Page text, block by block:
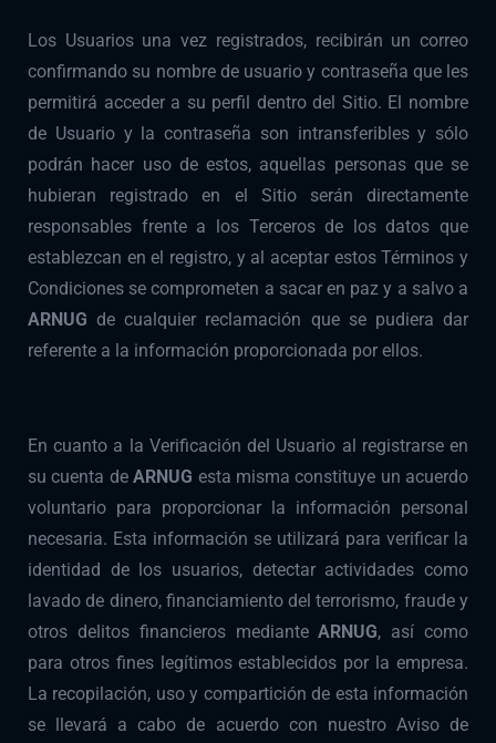
Los Usuarios una vez registrados, recibirán un correo
confirmando su nombre de usuario y contraseña que les
permitirá acceder a su perfil dentro del Sitio. El nombre
de Usuario y la contraseña son intransferibles y sólo
podrán hacer uso de estos, aquellas personas que se
hubieran registrado en el Sitio serán directamente
responsables frente a los Terceros de los datos que
establezcan en el registro, y al aceptar estos Términos y
Condiciones se comprometen a sacar en paz y a salvo a
ARNUGde cualquier reclamación que se pudiera dar
referente a la información proporcionada por ellos.
En cuanto a la Verificación del Usuario al registrarse en
su cuenta deARNUG esta misma constituye un acuerdo
voluntario para proporcionar la información personal
necesaria. Esta información se utilizará para verificar la
identidad de los usuarios, detectar actividades como
lavado de dinero, financiamiento del terrorismo, fraude y
otros delitos financieros medianteARNUG, así como
para otros fines legítimos establecidos por la empresa.
La recopilación, uso y compartición de esta información
se llevará a cabo de acuerdo con nuestro Aviso de